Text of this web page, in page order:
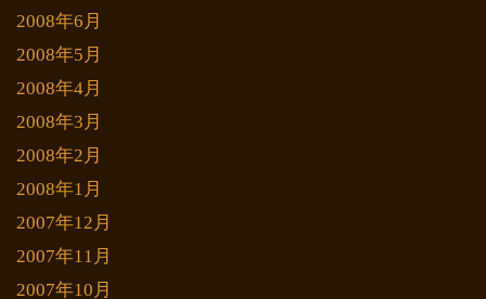
2008年6月
2008年5月
2008年4月
2008年3月
2008年2月
2008年1月
2007年12月
2007年11月
2007年10月